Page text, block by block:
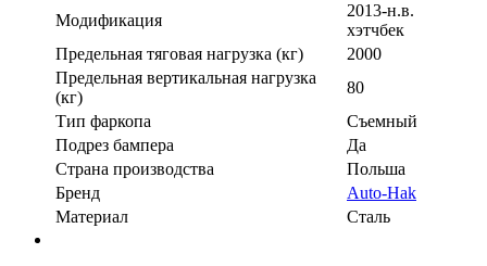
Модификация
2013-н.в.
хэтчбек
Предельная тяговая нагрузка (кг)
2000
Предельная вертикальная нагрузка
(кг)
80
Тип фаркопа
Съемный
Подрез бампера
Да
Страна производства
Польша
Бренд
Auto-Hak
Материал
Сталь